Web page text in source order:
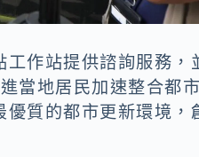
作站提供諮詢服務，
當地居民加速整合都市
質的都市更新環境，